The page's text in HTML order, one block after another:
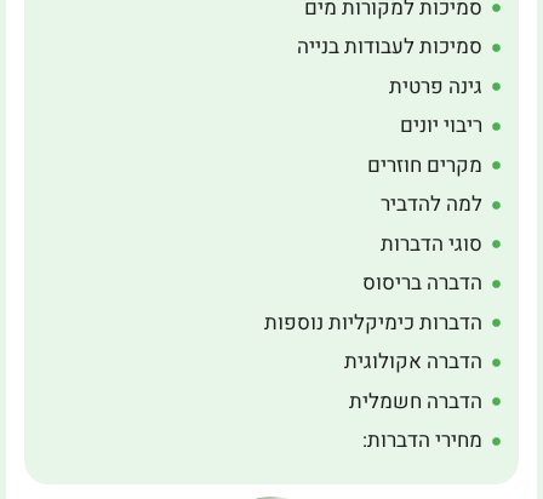
סמיכות למקורות מים
סמיכות לעבודות בנייה
גינה פרטית
ריבוי יונים
מקרים חוזרים
למה להדביר
סוגי הדברות
הדברה בריסוס
הדברות כימיקליות נוספות
הדברה אקולוגית
הדברה חשמלית
מחירי הדברות: